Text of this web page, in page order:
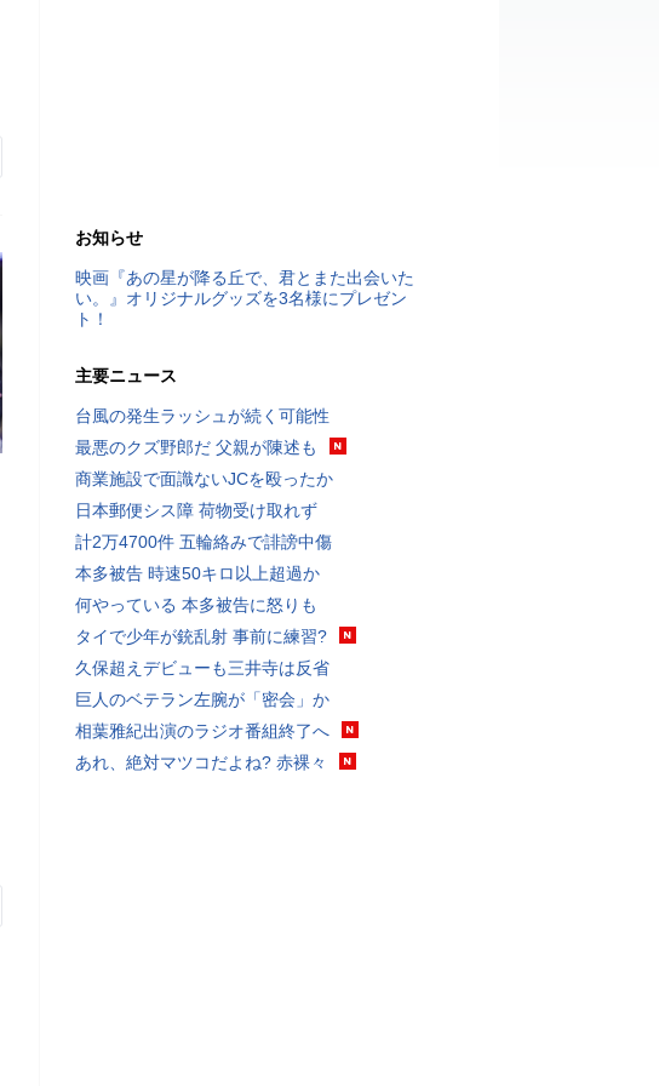
お知らせ
映画『あの星が降る丘で、君とまた出会いた
い。』オリジナルグッズを3名様にプレゼン
ト！
主要ニュース
台風の発生ラッシュが続く可能性
最悪のクズ野郎だ 父親が陳述も
商業施設で面識ないJCを殴ったか
日本郵便シス障 荷物受け取れず
計2万4700件 五輪絡みで誹謗中傷
本多被告 時速50キロ以上超過か
何やっている 本多被告に怒りも
タイで少年が銃乱射 事前に練習?
久保超えデビューも三井寺は反省
巨人のベテラン左腕が「密会」か
相葉雅紀出演のラジオ番組終了へ
あれ、絶対マツコだよね? 赤裸々